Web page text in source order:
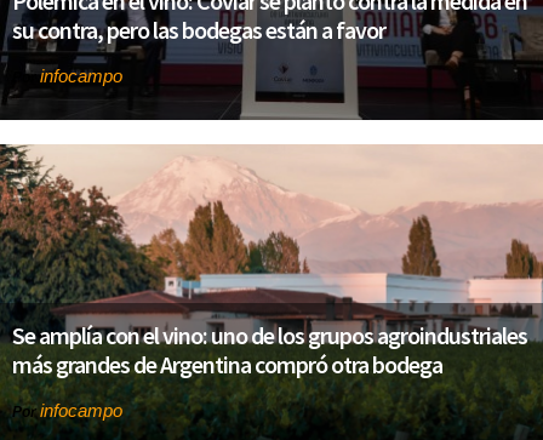
su contra, pero las bodegas están a favor
Porinfocampo
Se amplía con el vino: uno de los grupos agroindustriales
más grandes de Argentina compró otra bodega
Porinfocampo